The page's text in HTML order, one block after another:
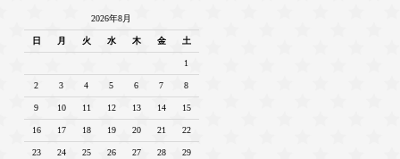
2026年8月
日 月 火 水 木 金 土
1
2 3 4 5 6 7 8
9 10 11 12 13 14 15
16 17 18 19 20 21 22
23 24 25 26 27 28 29